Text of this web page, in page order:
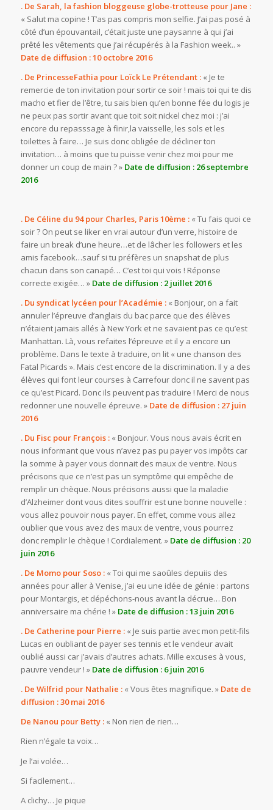
. De Sarah, la fashion bloggeuse globe-trotteuse pour Jane :
« Salut ma copine ! T’as pas compris mon selfie. J’ai pas posé à
côté d’un épouvantail, c’était juste une paysanne à qui j’ai
prêté les vêtements que j’ai récupérés à la Fashion week.. »
Date de diffusion : 10 octobre 2016
. De PrincesseFathia pour Loïck Le Prétendant :« Je te
remercie de ton invitation pour sortir ce soir ! mais toi qui te dis
macho et fier de l’être, tu sais bien qu’en bonne fée du logis je
ne peux pas sortir avant que toit soit nickel chez moi : j’ai
encore du repasssage à finir,la vaisselle, les sols et les
toilettes à faire… Je suis donc obligée de décliner ton
invitation… à moins que tu puisse venir chez moi pour me
donner un coup de main ? » Date de diffusion : 26 septembre
2016
. De Céline du 94 pour Charles, Paris 10ème :« Tu fais quoi ce
soir ? On peut se liker en vrai autour d’un verre, histoire de
faire un break d’une heure…et de lâcher les followers et les
amis facebook…sauf si tu préfères un snapshat de plus
chacun dans son canapé… C’est toi qui vois ! Réponse
correcte exigée… » Date de diffusion : 2 juillet 2016
. Du syndicat lycéen pour l’Académie :« Bonjour, on a fait
annuler l’épreuve d’anglais du bac parce que des élèves
n’étaient jamais allés à New York et ne savaient pas ce qu’est
Manhattan. Là, vous refaites l’épreuve et il y a encore un
problème. Dans le texte à traduire, on lit « une chanson des
Fatal Picards ». Mais c’est encore de la discrimination. Il y a des
élèves qui font leur courses à Carrefour donc il ne savent pas
ce qu’est Picard. Donc ils peuvent pas traduire ! Merci de nous
redonner une nouvelle épreuve. » Date de diffusion : 27 juin
2016
. Du Fisc pour François :« Bonjour. Vous nous avais écrit en
nous informant que vous n’avez pas pu payer vos impôts car
la somme à payer vous donnait des maux de ventre. Nous
précisons que ce n’est pas un symptôme qui empêche de
remplir un chèque. Nous précisons aussi que la maladie
d’Alzheimer dont vous dites souffrir est une bonne nouvelle :
vous allez pouvoir nous payer. En effet, comme vous allez
oublier que vous avez des maux de ventre, vous pourrez
donc remplir le chèque ! Cordialement. » Date de diffusion : 20
juin 2016
. De Momo pour Soso :« Toi qui me saoûles depuiis des
années pour aller à Venise, j’ai eu une idée de génie : partons
pour Montargis, et dépéchons-nous avant la décrue… Bon
anniversaire ma chérie ! » Date de diffusion : 13 juin 2016
. De Catherine pour Pierre :« Je suis partie avec mon petit-fils
Lucas en oubliant de payer ses tennis et le vendeur avait
oublié aussi car j’avais d’autres achats. Mille excuses à vous,
pauvre vendeur ! » Date de diffusion : 6 juin 2016
. De Wilfrid pour Nathalie :« Vous êtes magnifique. » Date de
diffusion : 30 mai 2016
De Nanou pour Betty : « Non rien de rien…
Rien n’égale ta voix…
Je l’ai volée…
Si facilement…
A clichy… Je pique